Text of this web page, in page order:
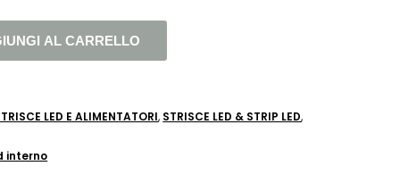
AL CARRELLO
LED E ALIMENTATORI, STRISCE LED & STRIP LED,
interno